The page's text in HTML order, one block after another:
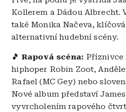
Kollerem a Dádou Albrecht.
také Monika Načeva,
alternativní hudební scény.
🎵 Rapová scéna: Příznivce
hiphoper Robin Zoot,
Rafael (MC Gey) nebo
Nové album představí
vyvrcholením rapového